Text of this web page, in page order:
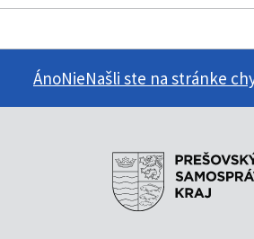
ÁnoNieNašli ste na stránke